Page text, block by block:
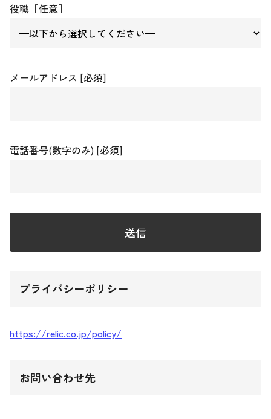
役職［任意］
メールアドレス [必須]
電話番号(数字のみ) [必須]
プライバシーポリシー
https://relic.co.jp/policy/
お問い合わせ先